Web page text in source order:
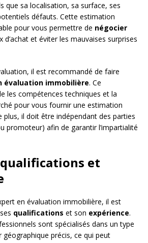
que sa localisation, sa surface, ses
défauts. Cette estimation
pour vous permettre de négocier
d’achat et éviter les mauvaises surprises
il est recommandé de faire
évaluation immobilière. Ce
les compétences techniques et la
pour vous fournir une estimation
plus, il doit être indépendant des parties
promoteur) afin de garantir l’impartialité
et
en évaluation immobilière, il est
qualifications et son expérience.
sont spécialisés dans un type
géographique précis, ce qui peut